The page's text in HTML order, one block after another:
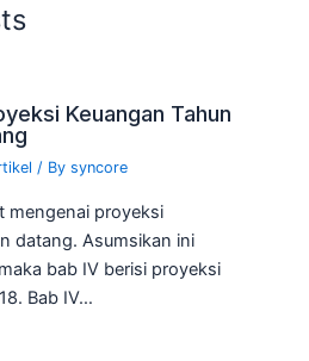
Keuangan Tahun
/ Bysyncore
mengenai proyeksi
datang. Asumsikan ini
bab IV berisi proyeksi
Bab IV…